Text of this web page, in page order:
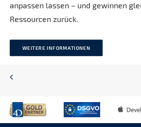
anpassen lassen – und gewinnen
Ressourcen zurück.
WEITERE INFORMATIONEN